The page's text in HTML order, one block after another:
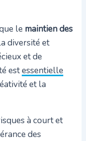
le maintien des
diversité et
et de
estessentielle
et la
à court et
des